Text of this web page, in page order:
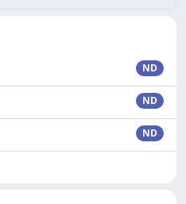
ND
ND
ND